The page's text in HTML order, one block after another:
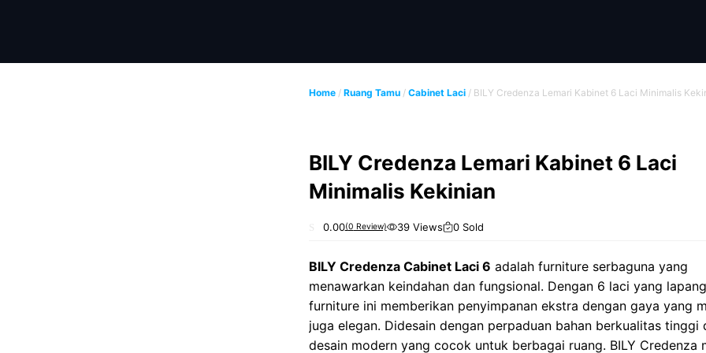
Home / Ruang Tamu / Cabinet Laci / BILY Credenza Lemari Kabinet 6 Laci Minimalis
BILY Credenza Lemari Kabinet 6 Laci
Minimalis Kekinian
u
t
o
f
5
0.00(0 Review) 39 Views 0 Sold
BILY Credenza Cabinet Laci 6 adalah furniture serbaguna yang
menawarkan keindahan dan fungsional. Dengan 6 laci yang
furniture ini memberikan penyimpanan ekstra dengan gaya yang
juga elegan. Didesain dengan perpaduan bahan berkualitas tinggi
desain modern yang cocok untuk berbagai ruang. BILY Credenza